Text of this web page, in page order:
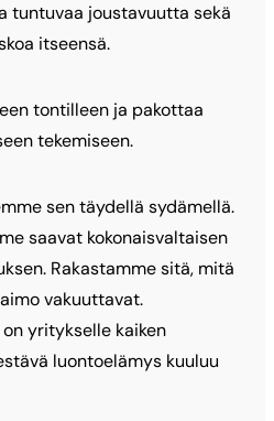
tuntuvaa joustavuutta sekä
itseensä.
tontilleen ja pakottaa
tekemiseen.
sen täydellä sydämellä.
saavat kokonaisvaltaisen
Rakastamme sitä, mitä
vakuuttavat.
yritykselle kaiken
luontoelämys kuuluu